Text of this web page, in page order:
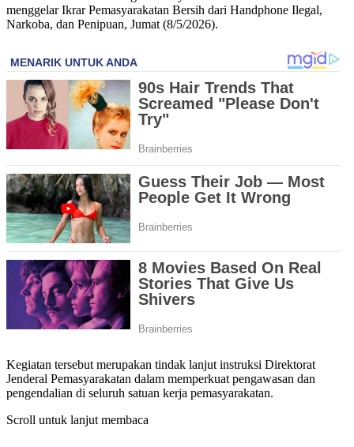
menggelar Ikrar Pemasyarakatan Bersih dari Handphone Ilegal,
Narkoba, dan Penipuan, Jumat (8/5/2026).
Kegiatan tersebut merupakan tindak lanjut instruksi Direktorat
Jenderal Pemasyarakatan dalam memperkuat pengawasan dan
pengendalian di seluruh satuan kerja pemasyarakatan.
Scroll untuk lanjut membaca